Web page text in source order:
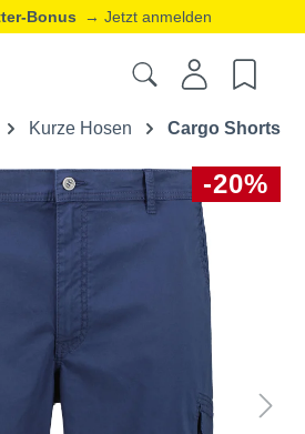
Bonus → Jetzt anmelden
Kurze Hosen Cargo Shorts
-20%